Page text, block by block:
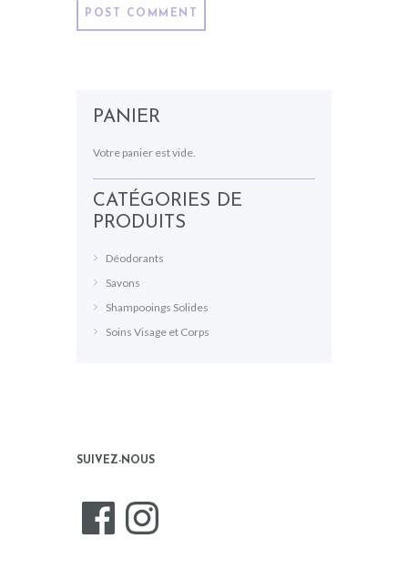
PANIER
Votre panier est vide.
CATÉGORIES DE
PRODUITS
Déodorants
Savons
Shampooings Solides
Soins Visage et Corps
SUIVEZ-NOUS
Facebook Instagram